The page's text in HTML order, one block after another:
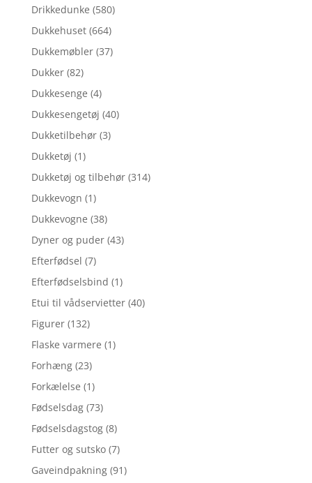
Drikkedunke (580)
Dukkehuset (664)
Dukkemøbler (37)
Dukker (82)
Dukkesenge (4)
Dukkesengetøj (40)
Dukketilbehør (3)
Dukketøj (1)
Dukketøj og tilbehør (314)
Dukkevogn (1)
Dukkevogne (38)
Dyner og puder (43)
Efterfødsel (7)
Efterfødselsbind (1)
Etui til vådservietter (40)
Figurer (132)
Flaske varmere (1)
Forhæng (23)
Forkælelse (1)
Fødselsdag (73)
Fødselsdagstog (8)
Futter og sutsko (7)
Gaveindpakning (91)